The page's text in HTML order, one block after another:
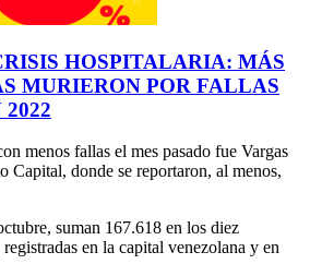
HOSPITALARIA: MÁS
MURIERON POR FALLAS
menos fallas el mes pasado fue Vargas
Capital, donde se reportaron, al menos,
suman 167.618 en los diez
en la capital venezolana y en